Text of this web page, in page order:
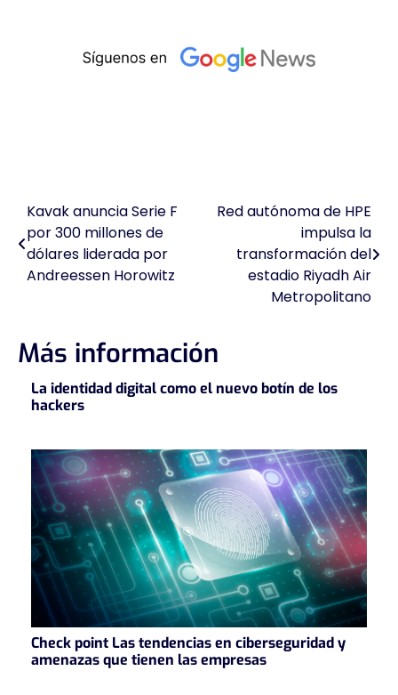
Navegación
de
entradas
Kavak anuncia Serie F
por 300 millones de
dólares liderada por
Andreessen Horowitz
Red autónoma de HPE
impulsa la
transformación del
estadio Riyadh Air
Metropolitano
Más información
La identidad digital como el nuevo botín de los
hackers
Check point Las tendencias en ciberseguridad y
amenazas que tienen las empresas